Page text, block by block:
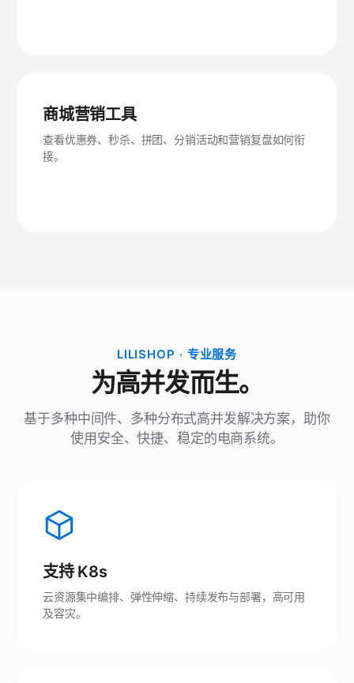
商城营销工具
查看优惠券、秒杀、拼团、分销活动和营销复盘如何衔
接。
LILISHOP · 专业服务
为高并发而生。
基于多种中间件、多种分布式高并发解决方案，助你
使用安全、快捷、稳定的电商系统。
支持 K8s
云资源集中编排、弹性伸缩、持续发布与部署，高可用
及容灾。